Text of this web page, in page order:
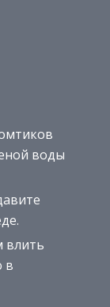
воды
влить
в